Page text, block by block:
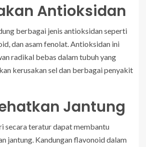
Antioksidan
berbagai jenis antioksidan seperti
dan asam fenolat. Antioksidan ini
radikal bebas dalam tubuh yang
kerusakan sel dan berbagai penyakit
Jantung
secara teratur dapat membantu
jantung. Kandungan flavonoid dalam